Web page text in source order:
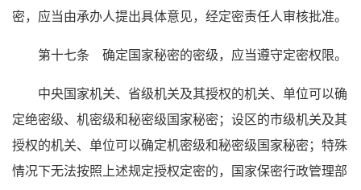
密，应当由承办人提出具体意见，经定密责任人审核批准。
第十七条 确定国家秘密的密级，应当遵守定密权限。
中央国家机关、省级机关及其授权的机关、单位可以确
定绝密级、机密级和秘密级国家秘密；设区的市级机关及其
授权的机关、单位可以确定机密级和秘密级国家秘密；特殊
情况下无法按照上述规定授权定密的，国家保密行政管理部